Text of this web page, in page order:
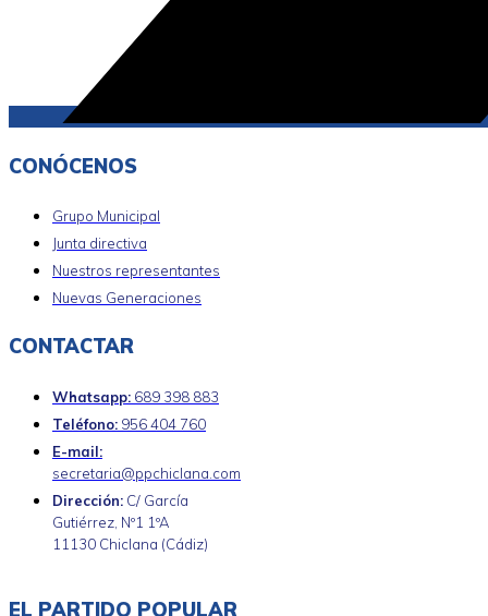
CONÓCENOS
Grupo Municipal
Junta directiva
Nuestros representantes
Nuevas Generaciones
CONTACTAR
Whatsapp: 689 398 883
Teléfono: 956 404 760
E-mail:
secretaria@ppchiclana.com
Dirección: C/ García
Gutiérrez, Nº1 1ºA
11130 Chiclana (Cádiz)
EL PARTIDO POPULAR